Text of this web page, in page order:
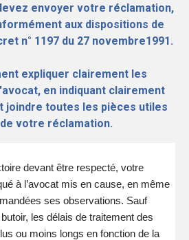
envoyer votre réclamation,
aux dispositions de
n° 1197 du 27 novembre1991.
expliquer clairement les
en indiquant clairement
joindre toutes les pièces utiles
votre réclamation.
devant être respecté, votre
à l’avocat mis en cause, en même
ses observations. Sauf
les délais de traitement des
ou moins longs en fonction de la